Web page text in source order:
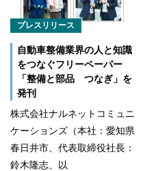
プレスリリース
自動車整備業界の人と知識
をつなぐフリーペーパー
「整備と部品 つなぎ」を
発刊
株式会社ナルネットコミュニ
ケーションズ（本社：愛知県
春日井市、代表取締役社長：
鈴木隆志、以